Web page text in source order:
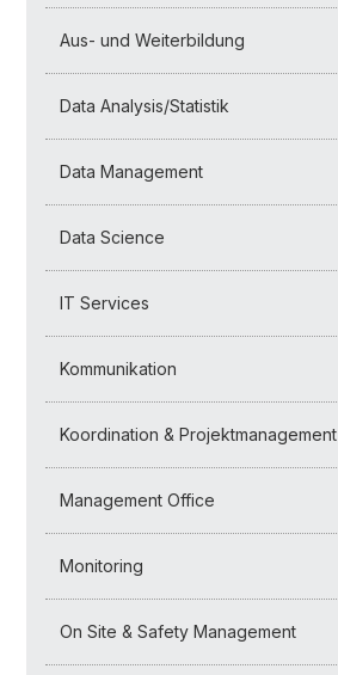
Aus- und Weiterbildung
Data Analysis/Statistik
Data Management
Data Science
IT Services
Kommunikation
Koordination & Projektmanagement
Management Office
Monitoring
On Site & Safety Management